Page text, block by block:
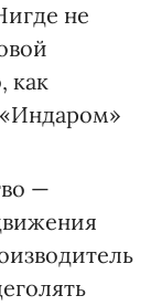
не
как
«Индаром»
—